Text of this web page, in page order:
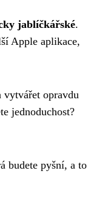
jablíčkářské.
Apple aplikace,
vytvářet opravdu
jednoduchost?
budete pyšní, a to